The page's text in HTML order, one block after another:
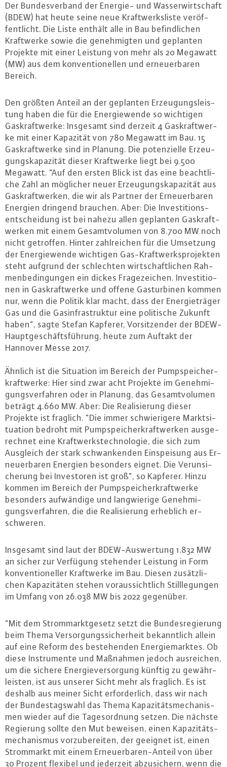
Der Bun­des­ver­band der Energie- und Was­ser­wirt­schaft
(BDEW) hat heute seine neue Kraft­werks­lis­te ver­öf­
fent­licht. Die Liste enthält alle in Bau be­find­li­chen
Kraft­wer­ke sowie die ge­neh­mig­ten und geplanten
Projekte mit einer Leistung von mehr als 20 Megawatt
(MW) aus dem kon­ven­tio­nel­len und er­neu­er­ba­ren
Bereich.
Den größten Anteil an der geplanten Er­zeu­gungs­leis­
tung haben die für die En­er­gie­wen­de so wichtigen
Gas­kraft­wer­ke: Insgesamt sind derzeit 4 Gas­kraft­wer­
ke mit einer Kapazität von 780 Megawatt im Bau. 15
Gas­kraft­wer­ke sind in Planung. Die po­ten­zi­el­le Er­zeu­
gungs­ka­pa­zi­tät dieser Kraft­wer­ke liegt bei 9.500
Megawatt. "Auf den ersten Blick ist das eine be­acht­li­
che Zahl an möglicher neuer Er­zeu­gungs­ka­pa­zi­tät aus
Gas­kraft­wer­ken, die wir als Partner der Er­neu­er­ba­ren
Energien dringend brauchen. Aber: Die In­ves­ti­ti­ons­
ent­schei­dung ist bei nahezu allen geplanten Gas­kraft­
wer­ken mit einem Ge­samt­vo­lu­men von 8.700 MW noch
nicht getroffen. Hinter zahl­rei­chen für die Umsetzung
der En­er­gie­wen­de wichtigen Gas-Kraft­werks­pro­jek­ten
steht aufgrund der schlech­ten wirt­schaft­li­chen Rah­
men­be­din­gun­gen ein dickes Fra­ge­zei­chen. In­ves­ti­tio­
nen in Gas­kraft­wer­ke und offene Gas­tur­bi­nen kommen
nur, wenn die Politik klar macht, dass der En­er­gie­trä­ger
Gas und die Gas­in­fra­struk­tur eine po­li­ti­sche Zukunft
haben", sagte Stefan Kapferer, Vor­sit­zen­der der BDEW-
Haupt­ge­schäfts­füh­rung, heute zum Auftakt der
Hannover Messe 2017.
Ähnlich ist die Situation im Bereich der Pump­spei­cher­
kraft­wer­ke: Hier sind zwar acht Projekte im Ge­neh­mi­
gungs­ver­fah­ren oder in Planung, das Ge­samt­vo­lu­men
beträgt 4.660 MW. Aber: Die Rea­li­sie­rung dieser
Projekte ist fraglich. "Die immer schwie­ri­ge­re Markt­si­
tua­ti­on bedroht mit Pump­spei­cher­kraft­wer­ken aus­ge­
rech­net eine Kraft­werks­tech­no­lo­gie, die sich zum
Ausgleich der stark schwan­ken­den Ein­spei­sung aus Er­
neu­er­ba­ren Energien besonders eignet. Die Ver­un­si­
che­rung bei In­ves­to­ren ist groß", so Kapferer. Hinzu
kommen im Bereich der Pump­spei­cher­kraft­wer­ke
besonders auf­wän­di­ge und lang­wie­ri­ge Ge­neh­mi­
gungs­ver­fah­ren, die die Rea­li­sie­rung erheblich er­
schwe­ren.
Insgesamt sind laut der BDEW-Aus­wer­tung 1.832 MW
an sicher zur Verfügung stehender Leistung in Form
kon­ven­tio­nel­ler Kraft­wer­ke im Bau. Diesen zu­sätz­li­
chen Ka­pa­zi­tä­ten stehen vor­aus­sicht­lich Still­le­gun­gen
im Umfang von 26.038 MW bis 2022 gegenüber.
"Mit dem Strom­markt­ge­setz setzt die Bun­des­re­gie­rung
beim Thema Ver­sor­gungs­si­cher­heit be­kannt­lich allein
auf eine Reform des be­ste­hen­den En­er­gie­mark­tes. Ob
diese In­stru­men­te und Maßnahmen jedoch aus­rei­chen,
um die sichere En­er­gie­ver­sor­gung künftig zu ge­währ­
leis­ten, ist aus unserer Sicht mehr als fraglich. Es ist
deshalb aus meiner Sicht er­for­der­lich, dass wir nach
der Bun­des­tags­wahl das Thema Ka­pa­zi­täts­me­cha­nis­
men wieder auf die Ta­ges­ord­nung setzen. Die nächste
Regierung sollte den Mut beweisen, einen Ka­pa­zi­täts­
me­cha­nis­mus vor­zu­be­rei­ten, der geeignet ist, einen
Strom­markt mit einem Er­neu­er­ba­ren-An­teil von über
30 Prozent flexibel und jederzeit ab­zu­si­chern, wenn die